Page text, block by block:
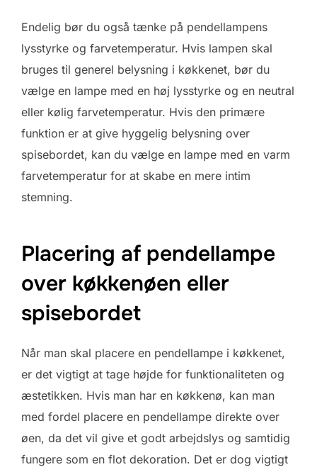
Endelig bør du også tænke på pendellampens
lysstyrke og farvetemperatur. Hvis lampen skal
bruges til generel belysning i køkkenet, bør du
vælge en lampe med en høj lysstyrke og en neutral
eller kølig farvetemperatur. Hvis den primære
funktion er at give hyggelig belysning over
spisebordet, kan du vælge en lampe med en varm
farvetemperatur for at skabe en mere intim
stemning.
Placering af pendellampe
over køkkenøen eller
spisebordet
Når man skal placere en pendellampe i køkkenet,
er det vigtigt at tage højde for funktionaliteten og
æstetikken. Hvis man har en køkkenø, kan man
med fordel placere en pendellampe direkte over
øen, da det vil give et godt arbejdslys og samtidig
fungere som en flot dekoration. Det er dog vigtigt